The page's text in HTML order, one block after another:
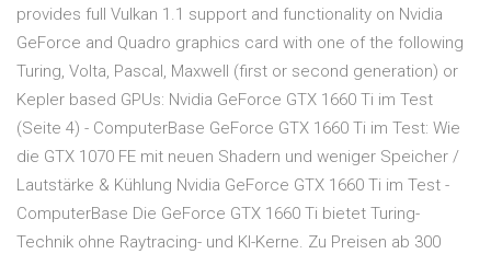
provides full Vulkan 1.1 support and functionality on Nvidia
GeForce and Quadro graphics card with one of the following
Turing, Volta, Pascal, Maxwell (first or second generation) or
Kepler based GPUs: Nvidia GeForce GTX 1660 Ti im Test
(Seite 4) - ComputerBase GeForce GTX 1660 Ti im Test: Wie
die GTX 1070 FE mit neuen Shadern und weniger Speicher /
Lautstärke & Kühlung Nvidia GeForce GTX 1660 Ti im Test -
ComputerBase Die GeForce GTX 1660 Ti bietet Turing-
Technik ohne Raytracing- und KI-Kerne. Zu Preisen ab 300